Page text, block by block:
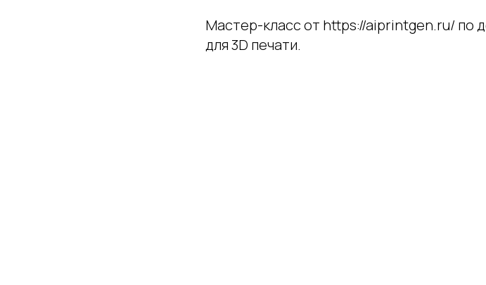
Мастер-класс от https://aiprintgen.ru/ по
для 3D печати.